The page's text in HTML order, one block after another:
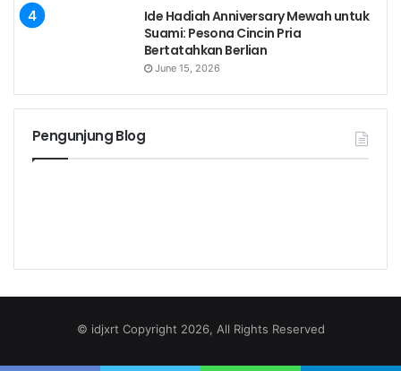
Ide Hadiah Anniversary Mewah untuk
Suami: Pesona Cincin Pria
Bertatahkan Berlian
June 15, 2026
Pengunjung Blog
© idjxrt Copyright 2026, All Rights Reserved